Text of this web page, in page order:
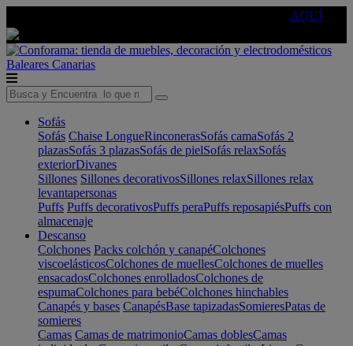
AQUÍ
Baleares Canarias
Sofás
Sofás Chaise LongueRinconerasSofás camaSofás 2
plazasSofás 3 plazasSofás de pielSofás relaxSofás
exteriorDivanes
Sillones Sillones decorativosSillones relaxSillones relax
levantapersonas
Puffs Puffs decorativosPuffs peraPuffs reposapiésPuffs con
almacenaje
Descanso
Colchones Packs colchón y canapéColchones
viscoelásticosColchones de muellesColchones de muelles
ensacadosColchones enrolladosColchones de
espumaColchones para bebéColchones hinchables
Canapés y bases CanapésBase tapizadasSomieresPatas de
somieres
Camas Camas de matrimonioCamas doblesCamas